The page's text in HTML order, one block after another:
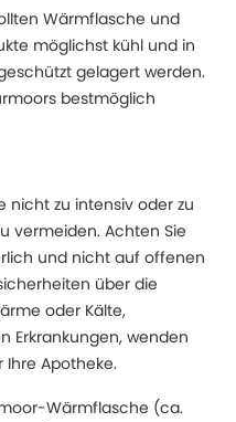
Wärmflasche und
möglichst kühl und in
gelagert werden.
bestmöglich
nicht zu intensiv oder zu
vermeiden. Achten Sie
und nicht auf offenen
über die
oder Kälte,
Erkrankungen, wenden
Ihre Apotheke.
Wärmflasche (ca.